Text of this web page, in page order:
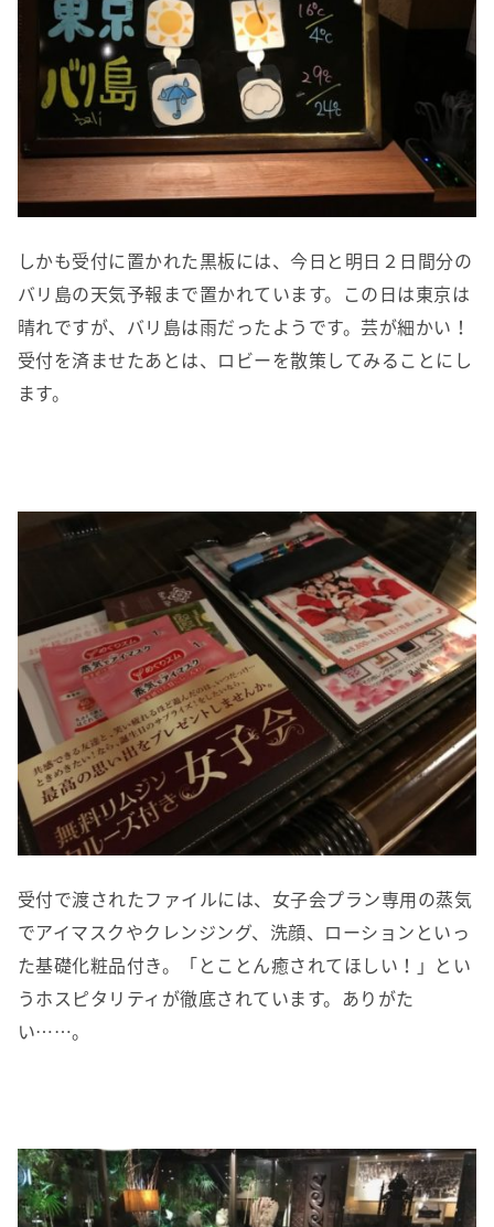
しかも受付に置かれた黒板には、今日と明日２日間分の
バリ島の天気予報まで置かれています。この日は東京は
晴れですが、バリ島は雨だったようです。芸が細かい！
受付を済ませたあとは、ロビーを散策してみることにし
ます。
受付で渡されたファイルには、女子会プラン専用の蒸気
でアイマスクやクレンジング、洗顔、ローションといっ
た基礎化粧品付き。「とことん癒されてほしい！」とい
うホスピタリティが徹底されています。ありがた
い……。